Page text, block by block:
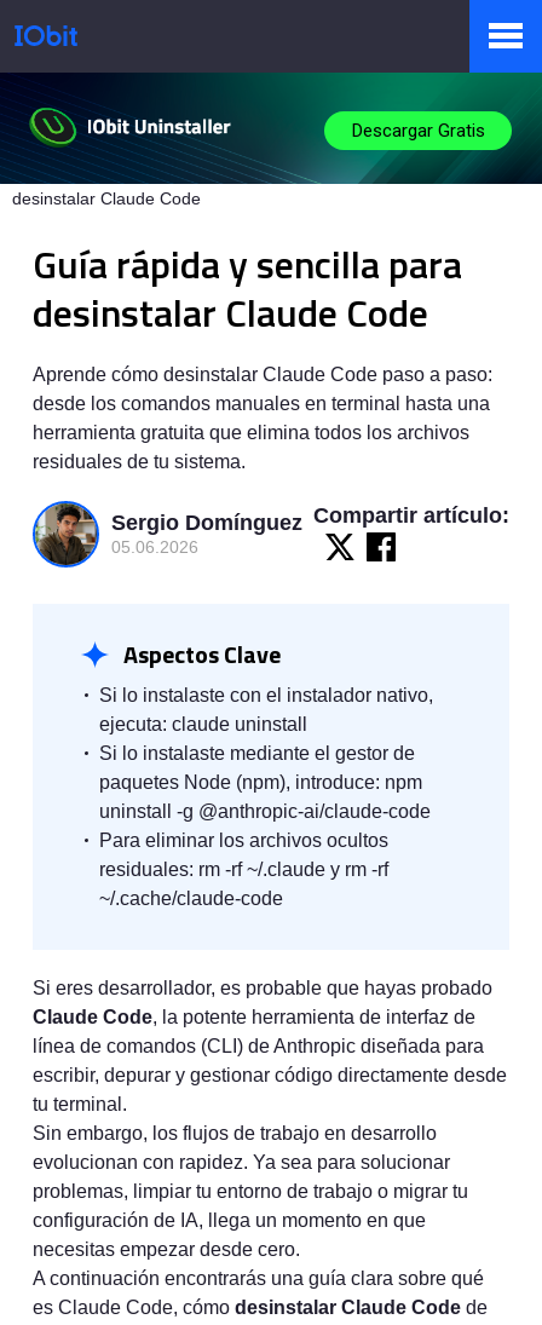
Productos
Pressroom
Soporte
Socio
Descargar Gratis
IObit > Base de Conocimiento > Guía rápida y sencilla para
desinstalar Claude Code
Guía rápida y sencilla para
desinstalar Claude Code
Aprende cómo desinstalar Claude Code paso a paso:
desde los comandos manuales en terminal hasta una
herramienta gratuita que elimina todos los archivos
residuales de tu sistema.
Sergio Domínguez
05.06.2026
Compartir artículo:
Aspectos Clave
Si lo instalaste con el instalador nativo,
ejecuta: claude uninstall
Si lo instalaste mediante el gestor de
paquetes Node (npm), introduce: npm
uninstall -g @anthropic-ai/claude-code
Para eliminar los archivos ocultos
residuales: rm -rf ~/.claude y rm -rf
~/.cache/claude-code
Si eres desarrollador, es probable que hayas probado
Claude Code, la potente herramienta de interfaz de
línea de comandos (CLI) de Anthropic diseñada para
escribir, depurar y gestionar código directamente desde
tu terminal.
Sin embargo, los flujos de trabajo en desarrollo
evolucionan con rapidez. Ya sea para solucionar
problemas, limpiar tu entorno de trabajo o migrar tu
configuración de IA, llega un momento en que
necesitas empezar desde cero.
A continuación encontrarás una guía clara sobre qué
es Claude Code, cómodesinstalar Claude Code de